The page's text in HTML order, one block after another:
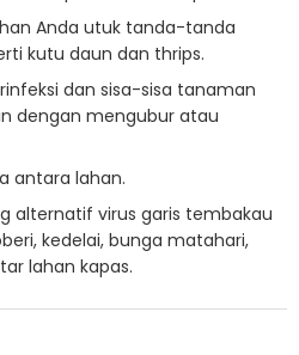
Anda utuk tanda-tanda
kutu daun dan thrips.
dan sisa-sisa tanaman
dengan mengubur atau
antara lahan.
alternatif virus garis tembakau
kedelai, bunga matahari,
lahan kapas.